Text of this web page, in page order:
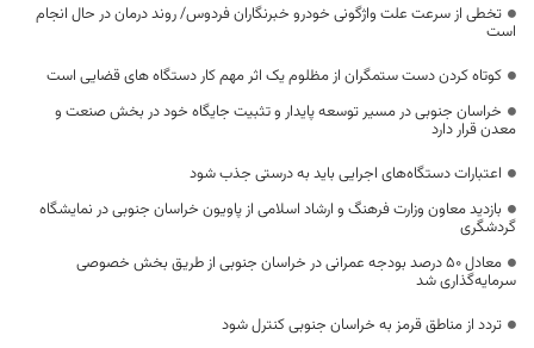
تخطی از سرعت علت واژگونی خودرو خبرنگاران فردوس/ روند درمان در حال انجام
است
کوتاه کردن دست ستمگران از مظلوم یک اثر مهم کار دستگاه های قضایی است
خراسان جنوبی در مسیر توسعه پایدار و تثبیت جایگاه خود در بخش صنعت و
معدن قرار دارد
اعتبارات دستگاه‌های اجرایی باید به درستی جذب شود
بازدید معاون وزارت فرهنگ و ارشاد اسلامی از پاویون خراسان جنوبی در نمایشگاه
گردشگری
معادل ۵۰ درصد بودجه عمرانی در خراسان جنوبی از طریق بخش خصوصی
سرمایه‌گذاری شد
تردد از مناطق قرمز به خراسان جنوبی کنترل شود